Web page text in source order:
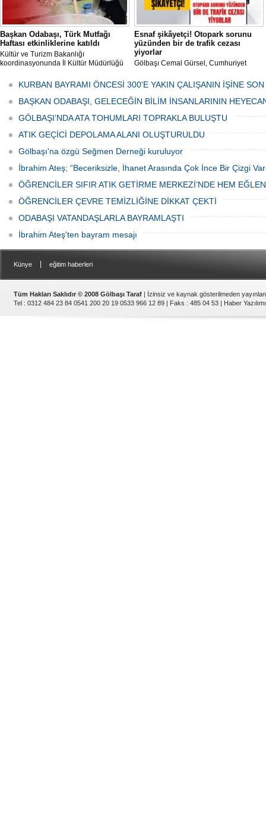
Başkan Odabaşı, Türk Mutfağı
Haftası etkinliklerine katıldı
Kültür ve Turizm Bakanlığı
koordinasyonunda İl Kültür Müdürlüğü
Haftası" etkinlikleri Ankara'da devam
ediyor.
Esnaf şikâyetçi! Otopark sorunu
yüzünden bir de trafik cezası
yiyorlar
Gölbaşı Cemal Gürsel, Cumhuriyet
bulunan esnaf ve alışverişe gelen
vatandaşlar park cezaları yüzünden
canından bezdi.
KURBAN BAYRAMI ÖNCESİ 300'E YAKIN ÇALIŞANIN İŞİNE
BAŞKAN ODABAŞI, GELECEĞİN BİLİM İNSANLARININ
GÖLBAŞI’NDA ATA TOHUMLARI TOPRAKLA BULUŞTU
ATIK GEÇİCİ DEPOLAMA ALANI OLUŞTURULDU
Gölbaşı'na özgü Seğmen Derneği kuruluyor
İbrahim Ateş; “Beceriksizle, İhanet Arasında Çok İnce Bir Çizgi
ÖĞRENCİLER SIFIR ATIK GETİRME MERKEZİ’NDE HEM
ÖĞRENCİLER ÇEVRE TEMİZLİĞİNE DİKKAT ÇEKTİ
ODABAŞI VATANDAŞLARLA BAYRAMLAŞTI
İbrahim Ateş'ten bayram mesajı
Künye eğitim haberleri
Tüm Hakları Saklıdır © 2008 Gölbaşı Taraf | İzinsiz ve kaynak gösterilmeden
Tel : 0312 484 23 84 0541 200 20 19 0533 966 12 89 | Faks : 485 04 53 | Haber Yazılımı